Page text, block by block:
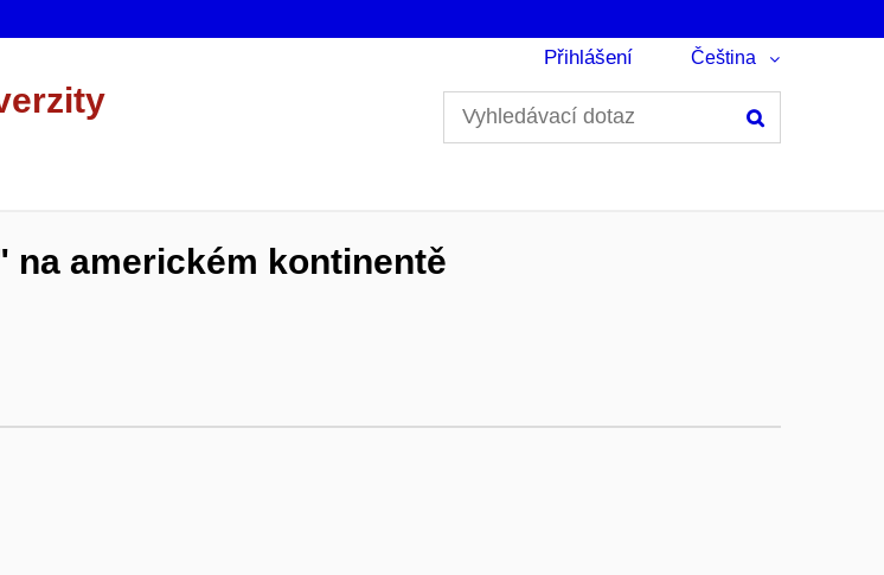
Přihlášení Čeština
americkém kontinentě